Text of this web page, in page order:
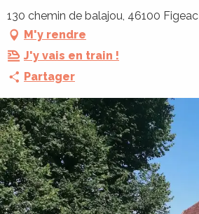
130 chemin de balajou, 46100 Figeac
M'y rendre
J'y vais en train !
Partager